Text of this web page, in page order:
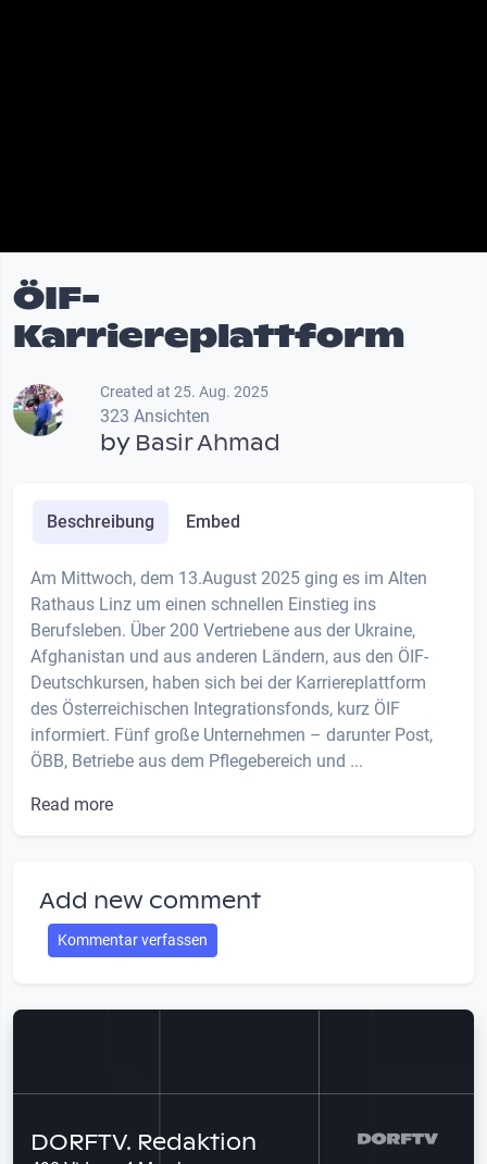
ÖIF-
Karriereplattform
Created at 25. Aug. 2025
323 Ansichten
by Basir Ahmad
Beschreibung Embed
Am Mittwoch, dem 13.August 2025 ging es im Alten
Rathaus Linz um einen schnellen Einstieg ins
Berufsleben. Über 200 Vertriebene aus der Ukraine,
Afghanistan und aus anderen Ländern, aus den ÖIF-
Deutschkursen, haben sich bei der Karriereplattform
des Österreichischen Integrationsfonds, kurz ÖIF
informiert. Fünf große Unternehmen – darunter Post,
ÖBB, Betriebe aus dem Pflegebereich und ...
Read more
Add new comment
Kommentar verfassen
DORFTV. Redaktion